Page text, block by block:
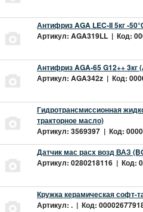
Антифриз AGA LEC-II 5кг -
Артикул: AGA319LL | Код:
Антифриз AGA-65 G12++ 3кг
Артикул: AGA342z | Код:
Гидротрансмиссионная
тракторное масло)
Артикул: 3569397 | Код:
Датчик мас расх возд ВАЗ
Артикул: 0280218116 | Код:
Кружка керамическая софт-
Артикул: . | Код: